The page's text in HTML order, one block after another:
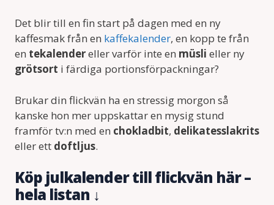
Det blir till en fin start på dagen med en ny
kaffesmak från en kaffekalender, en kopp te från
en tekalendereller varför inte en müsli eller ny
grötsort i färdiga portionsförpackningar?
Brukar din flickvän ha en stressig morgon så
kanske hon mer uppskattar en mysig stund
framför tv:n med en chokladbit, delikatesslakrits
eller ett doftljus.
Köp julkalender till flickvän här –
hela listan ↓